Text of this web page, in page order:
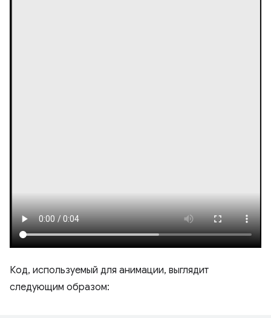
Код, используемый для анимации, выглядит
следующим образом: